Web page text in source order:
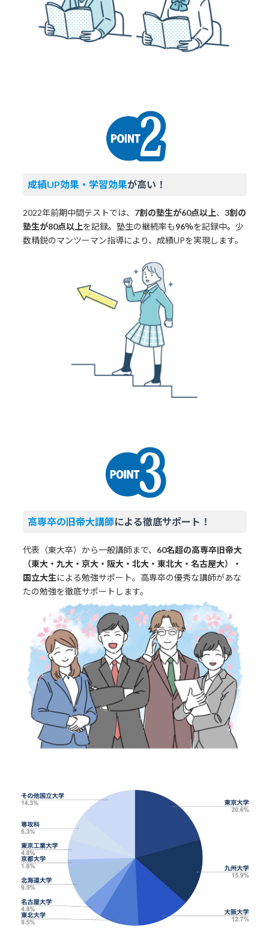
成績UP効果・学習効果が高い！
2022年前期中間テストでは、 7割の塾生が60点以上、 3割の
塾生が80点以上を記録。塾生の継続率も96％を記録中。少
数精鋭のマンツーマン指導により、成績UPを実現します。
高専卒の旧帝大講師による徹底サポート！
代表（東大卒）から一般講師まで、 60名超の高専卒旧帝大
（東大・九大・京大・阪大・北大・東北大・名古屋大）・
国立大生による勉強サポート。高専卒の優秀な講師があな
たの勉強を徹底サポートします。